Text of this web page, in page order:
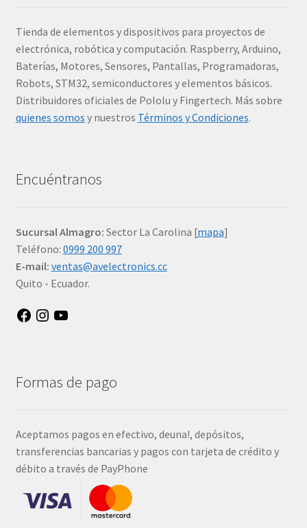
Tienda de elementos y dispositivos para proyectos de
electrónica, robótica y computación. Raspberry, Arduino,
Baterías, Motores, Sensores, Pantallas, Programadoras,
Robots, STM32, semiconductores y elementos básicos.
Distribuidores oficiales de Pololu y Fingertech. Más sobre
quienes somos y nuestros Términos y Condiciones.
Encuéntranos
Sucursal Almagro: Sector La Carolina [mapa]
Teléfono: 0999 200 997
E-mail: ventas@avelectronics.cc
Quito - Ecuador.
FacebookInstagram
Formas de pago
Aceptamos pagos en efectivo, deuna!, depósitos,
transferencias bancarias y pagos con tarjeta de crédito y
débito a través de PayPhone